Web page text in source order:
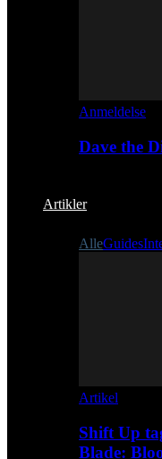
Anmeldelse
Dave the
Artikler
AlleGuides
Artikel
Shift Up
Blade: